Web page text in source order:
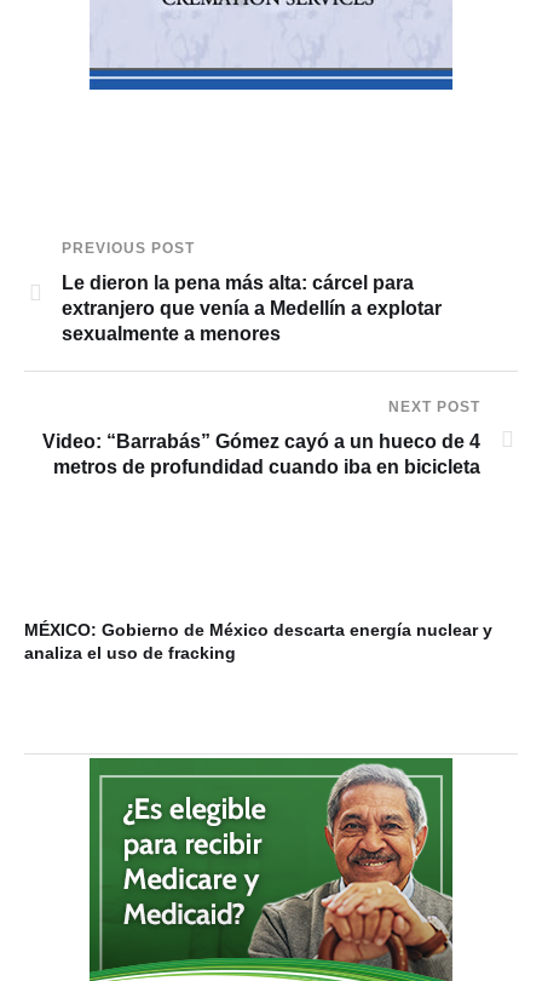
PREVIOUS POST
Le dieron la pena más alta: cárcel para
extranjero que venía a Medellín a explotar
sexualmente a menores
NEXT POST
Video: “Barrabás” Gómez cayó a un hueco de 4
metros de profundidad cuando iba en bicicleta
MÉXICO: Gobierno de México descarta energía nuclear y
analiza el uso de fracking